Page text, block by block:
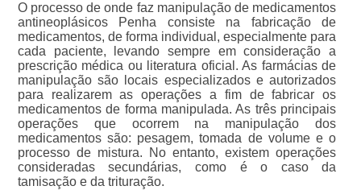
O processo de onde faz manipulação de medicamentos
antineoplásicos Penha consiste na fabricação de
medicamentos, de forma individual, especialmente para
cada paciente, levando sempre em consideração a
prescrição médica ou literatura oficial. As farmácias de
manipulação são locais especializados e autorizados
para realizarem as operações a fim de fabricar os
medicamentos de forma manipulada. As três principais
operações que ocorrem na manipulação dos
medicamentos são: pesagem, tomada de volume e o
processo de mistura. No entanto, existem operações
consideradas secundárias, como é o caso da
tamisação e da trituração.